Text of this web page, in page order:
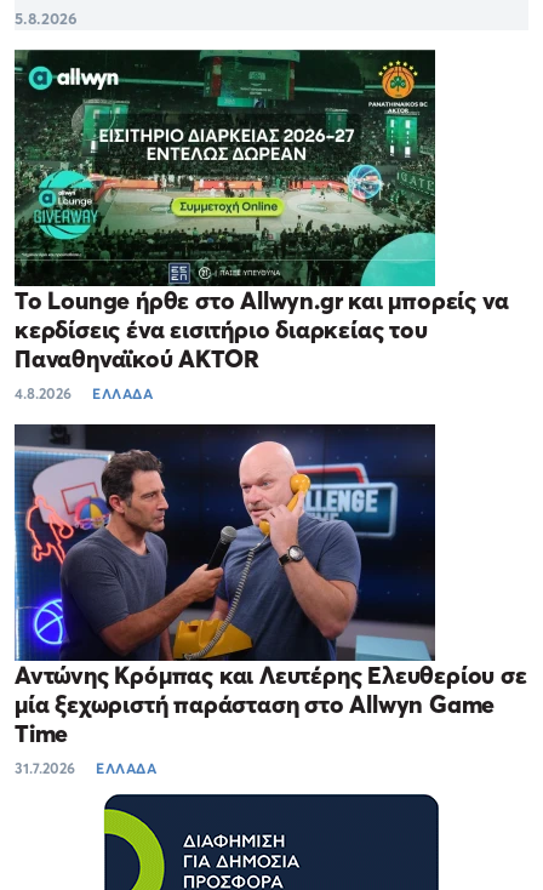
5.8.2026
Το Lounge ήρθε στο Allwyn.gr και μπορείς να
κερδίσεις ένα εισιτήριο διαρκείας του
Παναθηναϊκού AKTOR
4.8.2026 ΕΛΛΑΔΑ
Αντώνης Κρόμπας και Λευτέρης Ελευθερίου σε
μία ξεχωριστή παράσταση στο Allwyn Game
Time
31.7.2026 ΕΛΛΑΔΑ